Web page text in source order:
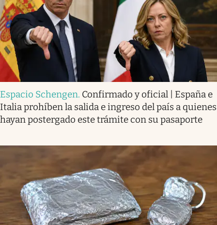
Espacio Schengen. Confirmado y oficial | España e
Italia prohíben la salida e ingreso del país a quienes
hayan postergado este trámite con su pasaporte